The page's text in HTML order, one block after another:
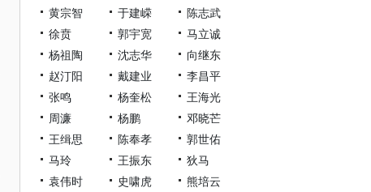
黄宗智
于建嵘
陈志武
徐贲
郭宇宽
马立诚
杨祖陶
沈志华
向继东
赵汀阳
戴建业
李昌平
张鸣
杨奎松
王海光
周濂
杨鹏
邓晓芒
王缉思
陈奉孝
郭世佑
马玲
王振东
狄马
袁伟时
史啸虎
熊培云